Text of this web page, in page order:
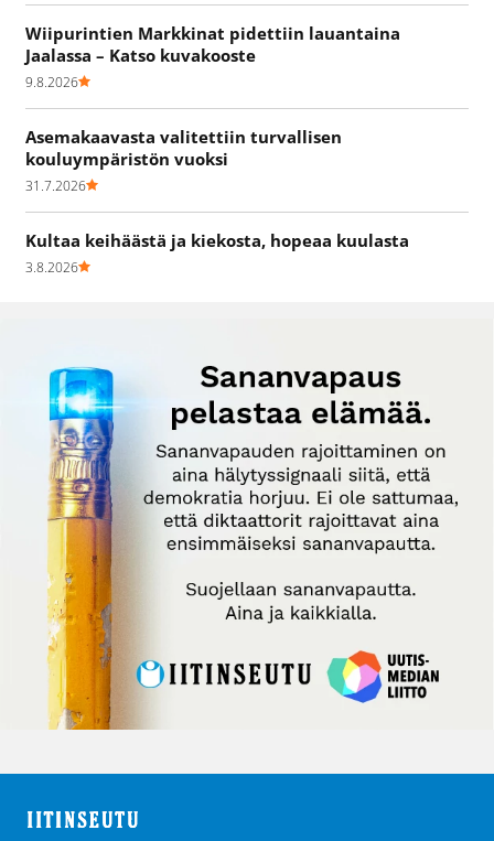
Wiipurintien Markkinat pidettiin lauantaina
Jaalassa – Katso kuvakooste
9.8.2026
Asemakaavasta valitettiin turvallisen
kouluympäristön vuoksi
31.7.2026
Kultaa keihäästä ja kiekosta, hopeaa kuulasta
3.8.2026